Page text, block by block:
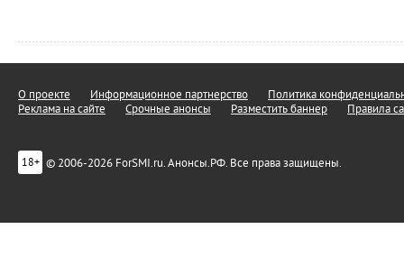
О проекте Информационное партнерство
Политика
Реклама на сайте
Срочные анонсы Разместить баннер Правила
18+ © 2006-2026 ForSMI.ru. Анонсы.РФ. Все права защищены.